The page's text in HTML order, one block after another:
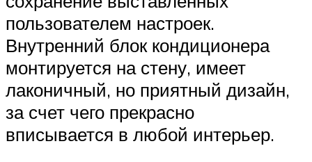
пользователем настроек.
Внутренний блок кондиционера
монтируется на стену, имеет
лаконичный, но приятный дизайн,
за счет чего прекрасно
вписывается в любой интерьер.